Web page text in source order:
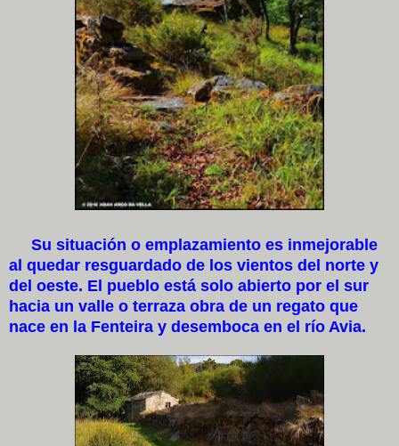
Su situación o emplazamiento es inmejorable
al quedar resguardado de los vientos del norte y
del oeste. El pueblo está solo abierto por el sur
hacia un valle o terraza obra de un regato que
nace en la Fenteira y desemboca en el río Avia.